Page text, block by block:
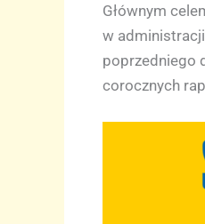
Głównym
w
poprzedniego
corocznych